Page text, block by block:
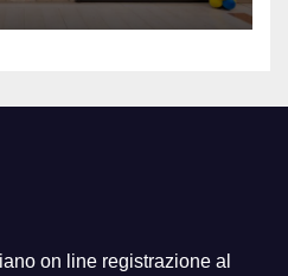
on line registrazione al